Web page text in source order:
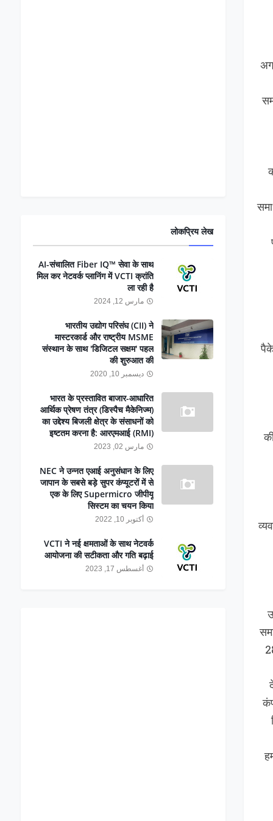
लोकप्रिय लेख
AI-संचालित Fiber IQ™ सेवा के साथ
मिल कर नेटवर्क प्लानिंग में VCTI क्रांति
ला रही है
مارس 12, 2024
भारतीय उद्योग परिसंघ (CII) ने
मास्टरकार्ड और राष्ट्रीय MSME
संस्थान के साथ 'डिजिटल सक्षम' पहल
की शुरुआत की
ديسمبر 10, 2020
भारत के प्रस्तावित बाजार-आधारित
आर्थिक प्रेषण तंत्र (डिस्पैच मैकेनिज्म)
का उद्देश्य बिजली क्षेत्र के संसाधनों को
इष्टतम करना है: आरएमआई (RMI)
مارس 02, 2023
NEC ने उन्नत एआई अनुसंधान के लिए
जापान के सबसे बड़े सुपर कंप्यूटरों में से
एक के लिए Supermicro जीपीयू
सिस्टम का चयन किया
أكتوبر 10, 2022
VCTI ने नई क्षमताओं के साथ नेटवर्क
आयोजना की सटीकता और गति बढ़ाई
أغسطس 17, 2023